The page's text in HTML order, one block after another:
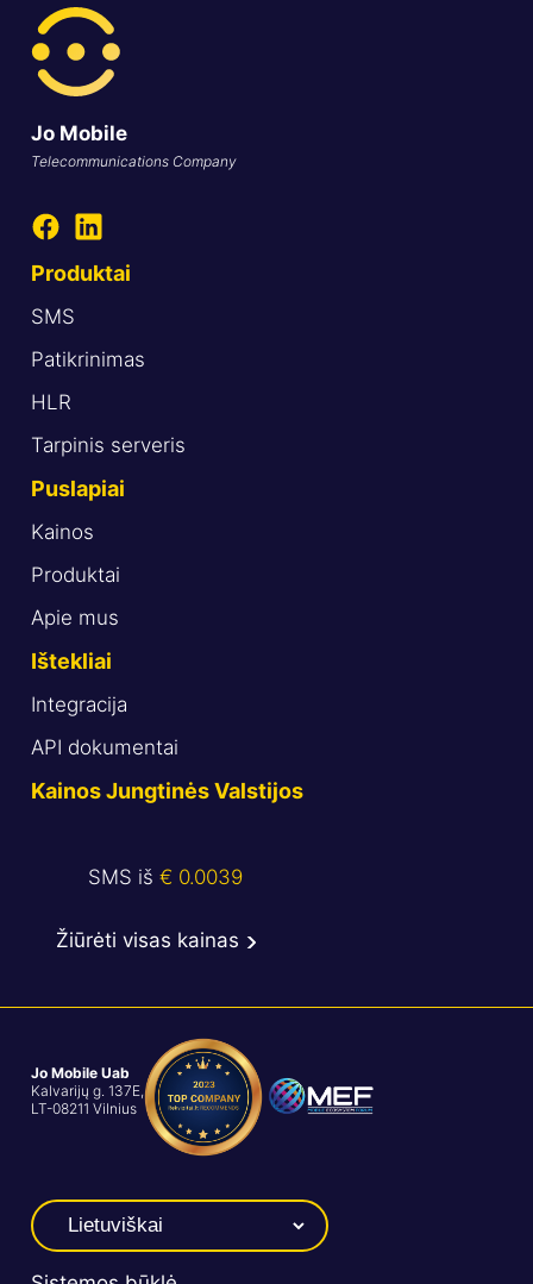
Jo Mobile
Telecommunications Company
Produktai
SMS
Patikrinimas
HLR
Tarpinis serveris
Puslapiai
Kainos
Produktai
Apie mus
Ištekliai
Integracija
API dokumentai
Kainos Jungtinės Valstijos
SMS iš€ 0.0039
Žiūrėti visas kainas
Jo Mobile Uab
Kalvarijų g. 137E,
LT-08211 Vilnius